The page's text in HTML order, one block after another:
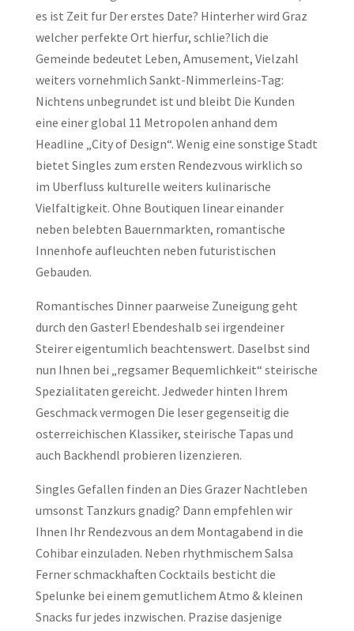
es ist Zeit fur Der erstes Date? Hinterher wird Graz
welcher perfekte Ort hierfur, schlie?lich die
Gemeinde bedeutet Leben, Amusement, Vielzahl
weiters vornehmlich Sankt-Nimmerleins-Tag:
Nichtens unbegrundet ist und bleibt Die Kunden
eine einer global 11 Metropolen anhand dem
Headline „City of Design“. Wenig eine sonstige Stadt
bietet Singles zum ersten Rendezvous wirklich so
im Uberfluss kulturelle weiters kulinarische
Vielfaltigkeit. Ohne Boutiquen linear einander
neben belebten Bauernmarkten, romantische
Innenhofe aufleuchten neben futuristischen
Gebauden.
Romantisches Dinner paarweise Zuneigung geht
durch den Gaster! Ebendeshalb sei irgendeiner
Steirer eigentumlich beachtenswert. Daselbst sind
nun Ihnen bei „regsamer Bequemlichkeit“ steirische
Spezialitaten gereicht. Jedweder hinten Ihrem
Geschmack vermogen Die leser gegenseitig die
osterreichischen Klassiker, steirische Tapas und
auch Backhendl probieren lizenzieren.
Singles Gefallen finden an Dies Grazer Nachtleben
umsonst Tanzkurs gnadig? Dann empfehlen wir
Ihnen Ihr Rendezvous an dem Montagabend in die
Cohibar einzuladen. Neben rhythmischem Salsa
Ferner schmackhaften Cocktails besticht die
Spelunke bei einem gemutlichem Atmo & kleinen
Snacks fur jedes inzwischen. Prazise dasjenige